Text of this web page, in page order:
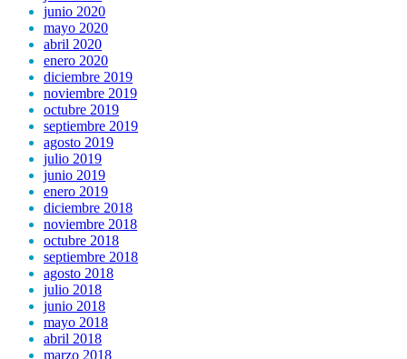
junio 2020
mayo 2020
abril 2020
enero 2020
diciembre 2019
noviembre 2019
octubre 2019
septiembre 2019
agosto 2019
julio 2019
junio 2019
enero 2019
diciembre 2018
noviembre 2018
octubre 2018
septiembre 2018
agosto 2018
julio 2018
junio 2018
mayo 2018
abril 2018
marzo 2018